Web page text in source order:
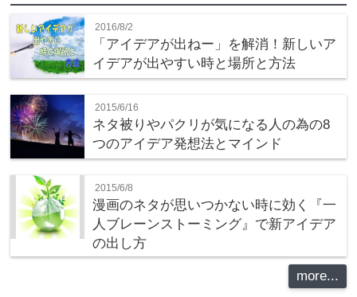
2016/8/2
「アイデアが出ねー」を解消！新しいア
イデアが出やすい時と場所と方法
2015/6/16
ネタ被りやパクリが気になる人の為の8
つのアイデア発想法とマインド
2015/6/8
漫画のネタが思いつかない時に効く『一
人ブレーンストーミング』で新アイデア
の出し方
more...